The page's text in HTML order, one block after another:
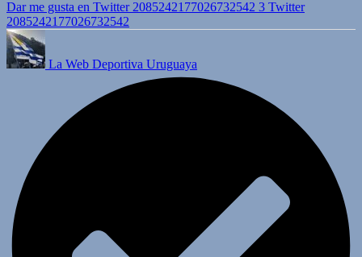
Dar me gusta en Twitter 2085242177026732542 3 Twitter
2085242177026732542
La Web Deportiva Uruguaya